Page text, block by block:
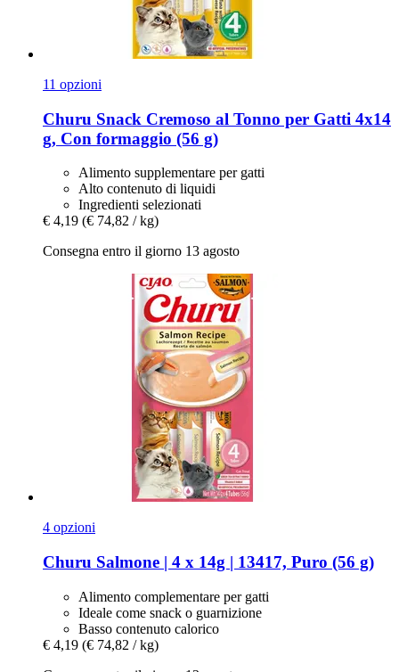
11 opzioni
Churu Snack Cremoso al Tonno per Gatti 4x14
g, Con formaggio (56 g)
Alimento supplementare per gatti
Alto contenuto di liquidi
Ingredienti selezionati
€ 4,19 (€ 74,82 / kg)
Consegna entro il giorno 13 agosto
4 opzioni
Churu Salmone | 4 x 14g | 13417, Puro (56 g)
Alimento complementare per gatti
Ideale come snack o guarnizione
Basso contenuto calorico
€ 4,19 (€ 74,82 / kg)